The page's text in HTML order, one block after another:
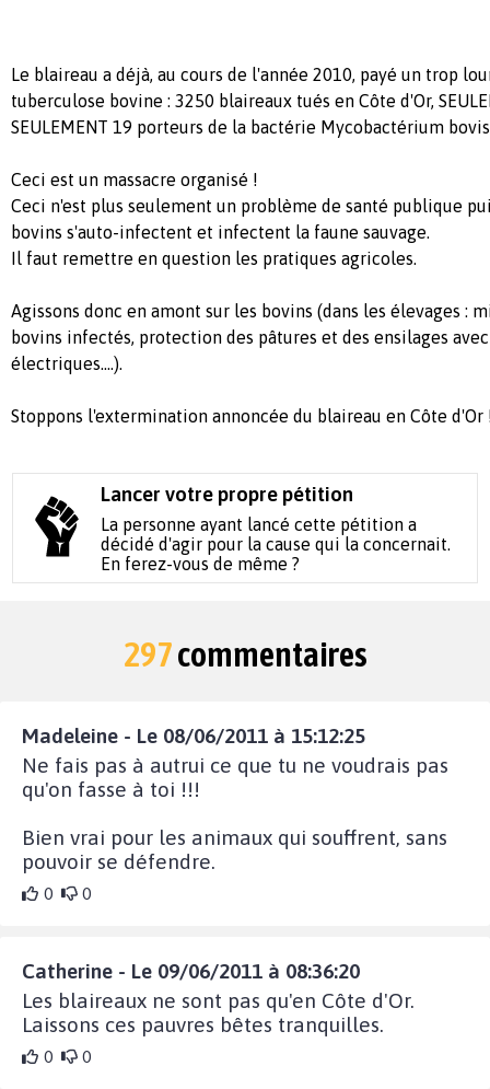
Le blaireau a déjà, au cours de l'année 2010, payé un trop
tuberculose bovine : 3250 blaireaux tués en Côte d'Or,
SEULEMENT 19 porteurs de la bactérie Mycobactérium
Ceci est un massacre organisé !
Ceci n'est plus seulement un problème de santé publique
bovins s'auto-infectent et infectent la faune sauvage.
Il faut remettre en question les pratiques agricoles.
Agissons donc en amont sur les bovins (dans les élevages :
bovins infectés, protection des pâtures et des ensilages
électriques....).
Stoppons l'extermination annoncée du blaireau en Côte d'Or
Lancer votre propre pétition
La personne ayant lancé cette pétition a
décidé d'agir pour la cause qui la concernait.
En ferez-vous de même ?
297commentaires
Madeleine - Le 08/06/2011 à 15:12:25
Ne fais pas à autrui ce que tu ne voudrais pas
qu'on fasse à toi !!!
Bien vrai pour les animaux qui souffrent, sans
pouvoir se défendre.
0 0
Catherine - Le 09/06/2011 à 08:36:20
Les blaireaux ne sont pas qu'en Côte d'Or.
Laissons ces pauvres bêtes tranquilles.
0 0